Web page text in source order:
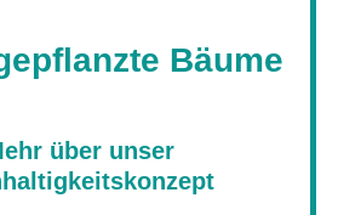
Bäume
über unser